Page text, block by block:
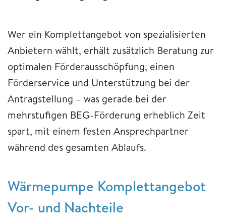
Wer ein Komplettangebot von spezialisierten
Anbietern wählt, erhält zusätzlich Beratung zur
optimalen Förderausschöpfung, einen
Förderservice und Unterstützung bei der
Antragstellung – was gerade bei der
mehrstufigen BEG-Förderung erheblich Zeit
spart, mit einem festen Ansprechpartner
während des gesamten Ablaufs.
Wärmepumpe Komplettangebot
Vor- und Nachteile